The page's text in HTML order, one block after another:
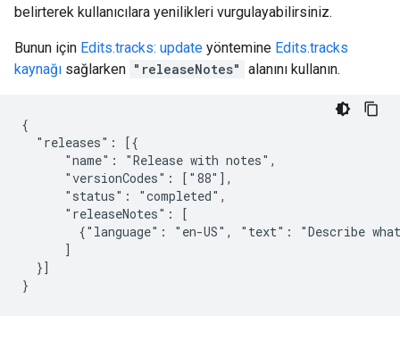
belirterek kullanıcılara yenilikleri vurgulayabilirsiniz.
Bunun için Edits.tracks: update yöntemine Edits.tracks
kaynağı sağlarken "releaseNotes" alanını kullanın.
{
  "releases": [{
      "name": "Release with notes",
      "versionCodes": ["88"],
      "status": "completed",
      "releaseNotes": [
{"language": "en-US", "text": "Describe
      ]
  }]
}